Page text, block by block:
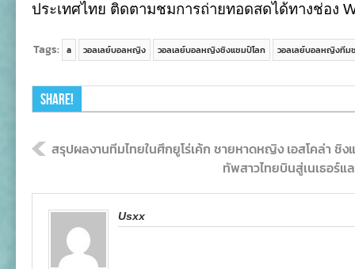
ประเทศไทย ติดตามชมการถ่ายทอดสดได้ทางช่อง
Tags: a วอลเลย์บอลหญิง วอลเลย์บอลหญิงชิงแชมป์โลก วอลเลย์บอลหญิงทีม
Share!
สรุปผลงานทีมไทยในศึกยูโร่เค้ก ชายหาดหญิง เอสโคล่า ชิง
ทัพสาวไทยบินสู่เนเธอร์
Usxx